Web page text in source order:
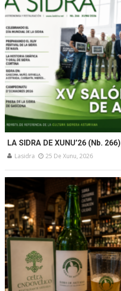
LA SIDRA DE XUNU’26 (Nb. 266)
Lasidra 25 De Xunu, 2026